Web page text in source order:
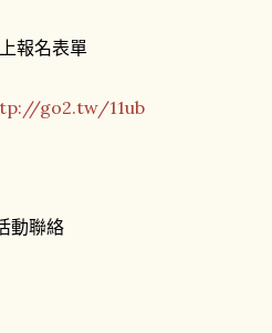
報名表單
go2.tw/11ub
動聯絡